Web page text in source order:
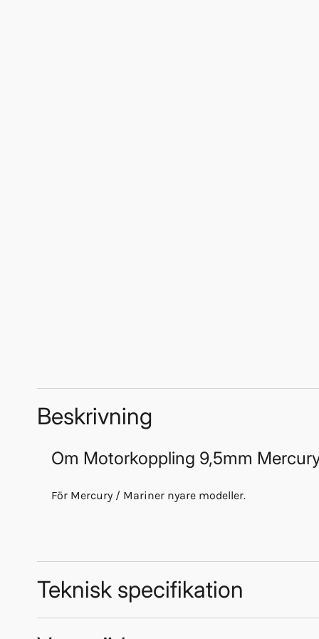
Beskrivning
Om Motorkoppling 9,5mm
För Mercury / Mariner nyare modeller.
Teknisk specifikation